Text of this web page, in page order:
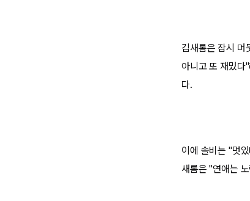
김새롬은 잠시 머
아니고 또 재밌다
다.
이에 솔비는 "멋
새롬은 "연애는